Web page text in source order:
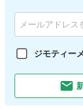
ジモティー